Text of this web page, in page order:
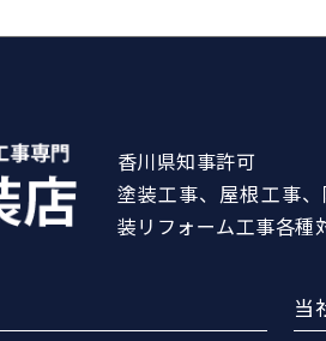
香川県知事許可
塗装工事、屋根工事
装リフォーム工事各種
当